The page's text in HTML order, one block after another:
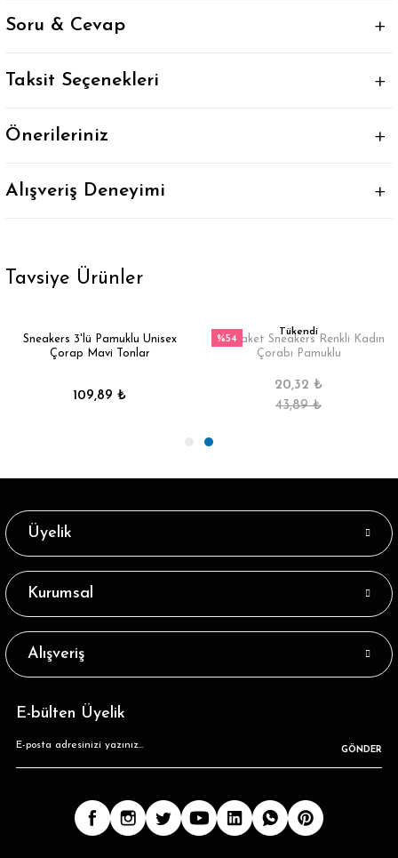
Soru & Cevap
Taksit Seçenekleri
Önerileriniz
Alışveriş Deneyimi
Tavsiye Ürünler
Sneakers 3'lü Pamuklu Unisex
Çorap Mavi Tonlar
109,89 ₺
%54
Tükendi
3'lü Paket Sneakers Renkli Kadın
Çorabı Pamuklu
20,32 ₺
43,89 ₺
Üyelik
Kurumsal
Alışveriş
E-bülten Üyelik
GÖNDER